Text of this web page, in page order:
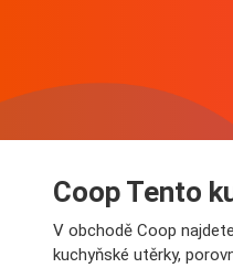
Coop Tento
V obchodě Coop
kuchyňské utěrky,